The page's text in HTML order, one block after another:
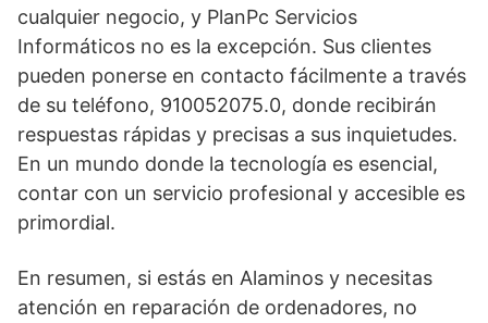
cualquier negocio, y PlanPc Servicios
Informáticos no es la excepción. Sus clientes
pueden ponerse en contacto fácilmente a través
de su teléfono, 910052075.0, donde recibirán
respuestas rápidas y precisas a sus inquietudes.
En un mundo donde la tecnología es esencial,
contar con un servicio profesional y accesible es
primordial.
En resumen, si estás en Alaminos y necesitas
atención en reparación de ordenadores, no